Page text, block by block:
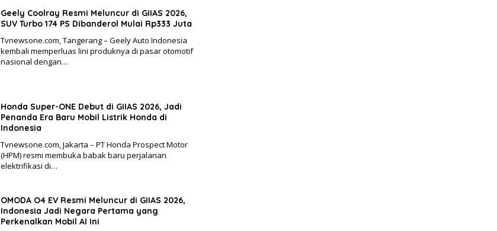
Geely Coolray Resmi Meluncur di GIIAS 2026,
SUV Turbo 174 PS Dibanderol Mulai Rp333 Juta
Tvnewsone.com, Tangerang – Geely Auto Indonesia
kembali memperluas lini produknya di pasar otomotif
nasional dengan…
Honda Super-ONE Debut di GIIAS 2026, Jadi
Penanda Era Baru Mobil Listrik Honda di
Indonesia
Tvnewsone.com, Jakarta – PT Honda Prospect Motor
(HPM) resmi membuka babak baru perjalanan
elektrifikasi di…
OMODA O4 EV Resmi Meluncur di GIIAS 2026,
Indonesia Jadi Negara Pertama yang
Perkenalkan Mobil AI Ini